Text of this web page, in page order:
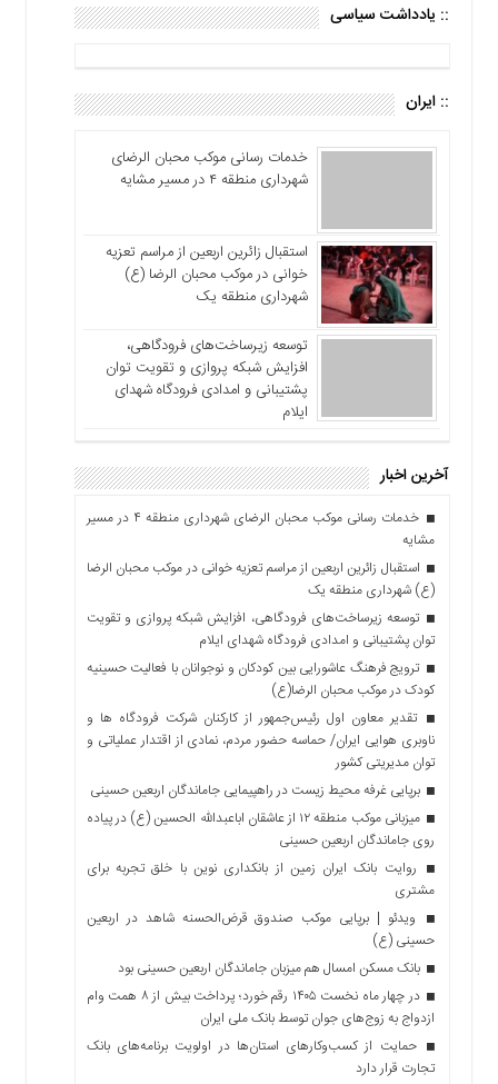
:: یادداشت سیاسی
:: ایران
خدمات رسانی موکب محبان الرضای
شهرداری منطقه ۴ در مسیر مشایه
استقبال زائرین اربعین از مراسم تعزیه
خوانی در موکب محبان الرضا (ع)
شهرداری منطقه یک
توسعه زیرساخت‌های فرودگاهی،
افزایش شبکه پروازی و تقویت توان
پشتیبانی و امدادی فرودگاه شهدای
ایلام
آخرین اخبار
خدمات رسانی موکب محبان الرضای شهرداری منطقه ۴ در مسیر
مشایه
استقبال زائرین اربعین از مراسم تعزیه خوانی در موکب محبان الرضا
(ع) شهرداری منطقه یک
توسعه زیرساخت‌های فرودگاهی، افزایش شبکه پروازی و تقویت
توان پشتیبانی و امدادی فرودگاه شهدای ایلام
ترویج فرهنگ عاشورایی بین کودکان و نوجوانان با فعالیت حسینیه
کودک در موکب محبان الرضا(ع)
تقدیر معاون اول رئیس‌جمهور از کارکنان شرکت فرودگاه ها و
ناوبری هوایی ایران/ حماسه حضور مردم، نمادی از اقتدار عملیاتی و
توان مدیریتی کشور
برپایی غرفه محیط زیست در راهپیمایی جاماندگان اربعین حسینی
میزبانی موکب منطقه ۱۲ از عاشقان اباعبدالله الحسین (ع) در پیاده
روی جاماندگان اربعین حسینی
روایت بانک ایران زمین از بانکداری نوین با خلق تجربه برای
مشتری
ویدئو | برپایی موکب صندوق قرض‌الحسنه شاهد در اربعین
حسینی (ع)
بانک مسکن امسال هم میزبان جاماندگان اربعین حسینی بود
در چهار ماه نخست ۱۴۰۵ رقم خورد؛ پرداخت بیش از ۸ همت وام
ازدواج به زوج‌های جوان توسط بانک ملی ایران
حمایت از کسب‌وکارهای استان‌ها در اولویت برنامه‌های بانک
تجارت قرار دارد